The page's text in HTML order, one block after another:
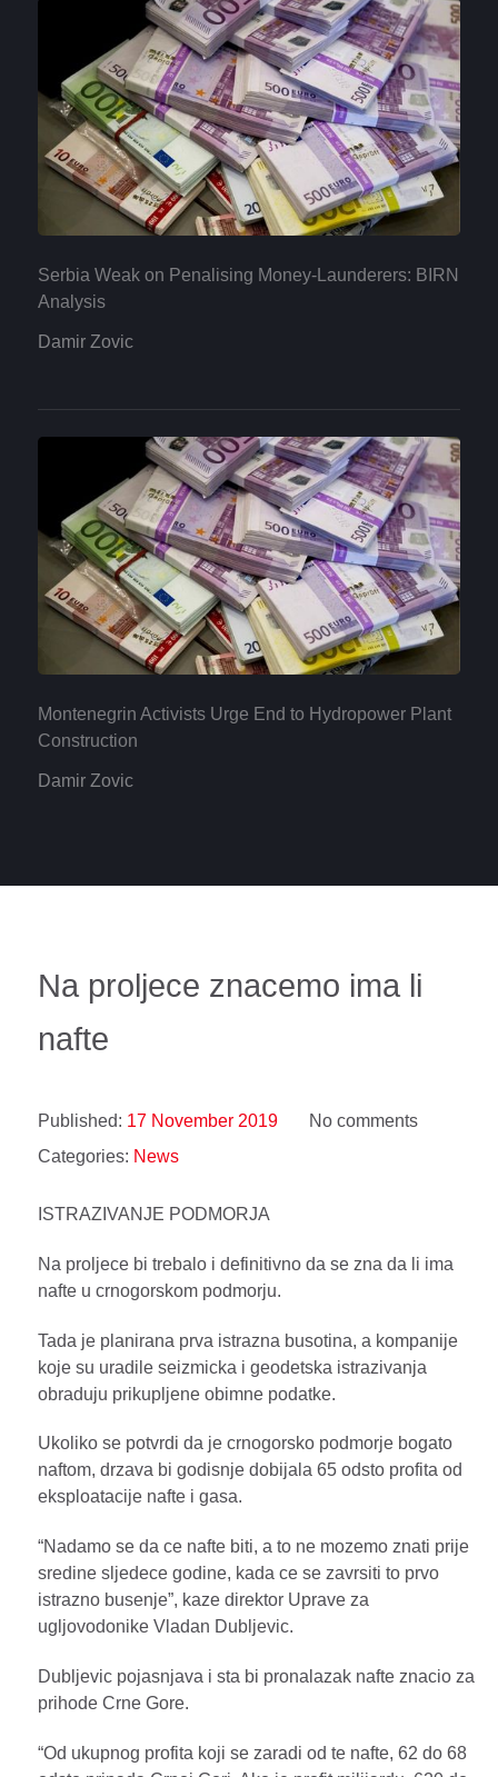
Serbia Weak on Penalising Money-Launderers: BIRN
Analysis
Damir Zovic
Montenegrin Activists Urge End to Hydropower Plant
Construction
Damir Zovic
Na proljece znacemo ima li
nafte
Published: 17 November 2019
No comments
Categories: News
ISTRAZIVANJE PODMORJA
Na proljece bi trebalo i definitivno da se zna da li ima
nafte u crnogorskom podmorju.
Tada je planirana prva istrazna busotina, a kompanije
koje su uradile seizmicka i geodetska istrazivanja
obraduju prikupljene obimne podatke.
Ukoliko se potvrdi da je crnogorsko podmorje bogato
naftom, drzava bi godisnje dobijala 65 odsto profita od
eksploatacije nafte i gasa.
“Nadamo se da ce nafte biti, a to ne mozemo znati prije
sredine sljedece godine, kada ce se zavrsiti to prvo
istrazno busenje”, kaze direktor Uprave za
ugljovodonike Vladan Dubljevic.
Dubljevic pojasnjava i sta bi pronalazak nafte znacio za
prihode Crne Gore.
“Od ukupnog profita koji se zaradi od te nafte, 62 do 68